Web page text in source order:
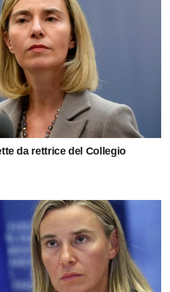
da rettrice del Collegio